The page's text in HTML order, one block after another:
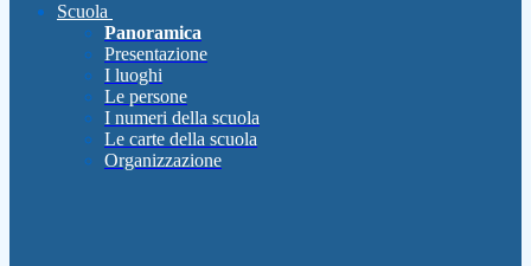
Scuola
Panoramica
Presentazione
I luoghi
Le persone
I numeri della scuola
Le carte della scuola
Organizzazione